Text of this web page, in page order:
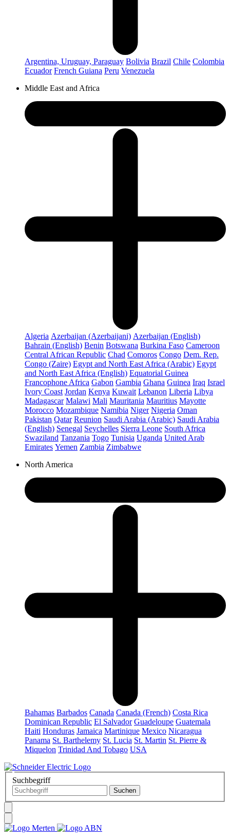
Argentina, Uruguay, Paraguay Bolivia Brazil Chile Colombia
Ecuador French Guiana Peru Venezuela
Middle East and Africa
Algeria Azerbaijan (Azerbaijani) Azerbaijan (English)
Bahrain (English) Benin Botswana Burkina Faso Cameroon
Central African Republic Chad Comoros Congo Dem. Rep.
Congo (Zaire) Egypt and North East Africa (Arabic) Egypt
and North East Africa (English) Equatorial Guinea
Francophone Africa Gabon Gambia Ghana Guinea Iraq Israel
Ivory Coast Jordan Kenya Kuwait Lebanon Liberia Libya
Madagascar Malawi Mali Mauritania Mauritius Mayotte
Morocco Mozambique Namibia Niger Nigeria Oman
Pakistan Qatar Reunion Saudi Arabia (Arabic) Saudi Arabia
(English) Senegal Seychelles Sierra Leone South Africa
Swaziland Tanzania Togo Tunisia Uganda United Arab
Emirates Yemen Zambia Zimbabwe
North America
Bahamas Barbados Canada Canada (French) Costa Rica
Dominican Republic El Salvador Guadeloupe Guatemala
Haiti Honduras Jamaica Martinique Mexico Nicaragua
Panama St. Barthelemy St. Lucia St. Martin St. Pierre &
Miquelon Trinidad And Tobago USA
Suchbegriff